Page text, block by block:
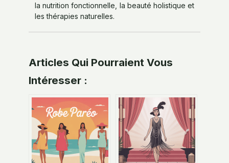
la nutrition fonctionnelle, la beauté holistique et
les thérapies naturelles.
Articles Qui Pourraient Vous
Intéresser :